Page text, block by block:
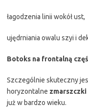
łagodzenia linii wokół ust,
ujędrniania owalu szyi i
Botoks na frontalną
Szczególnie skuteczny
horyzontalne zmarszczki
już w bardzo wieku.